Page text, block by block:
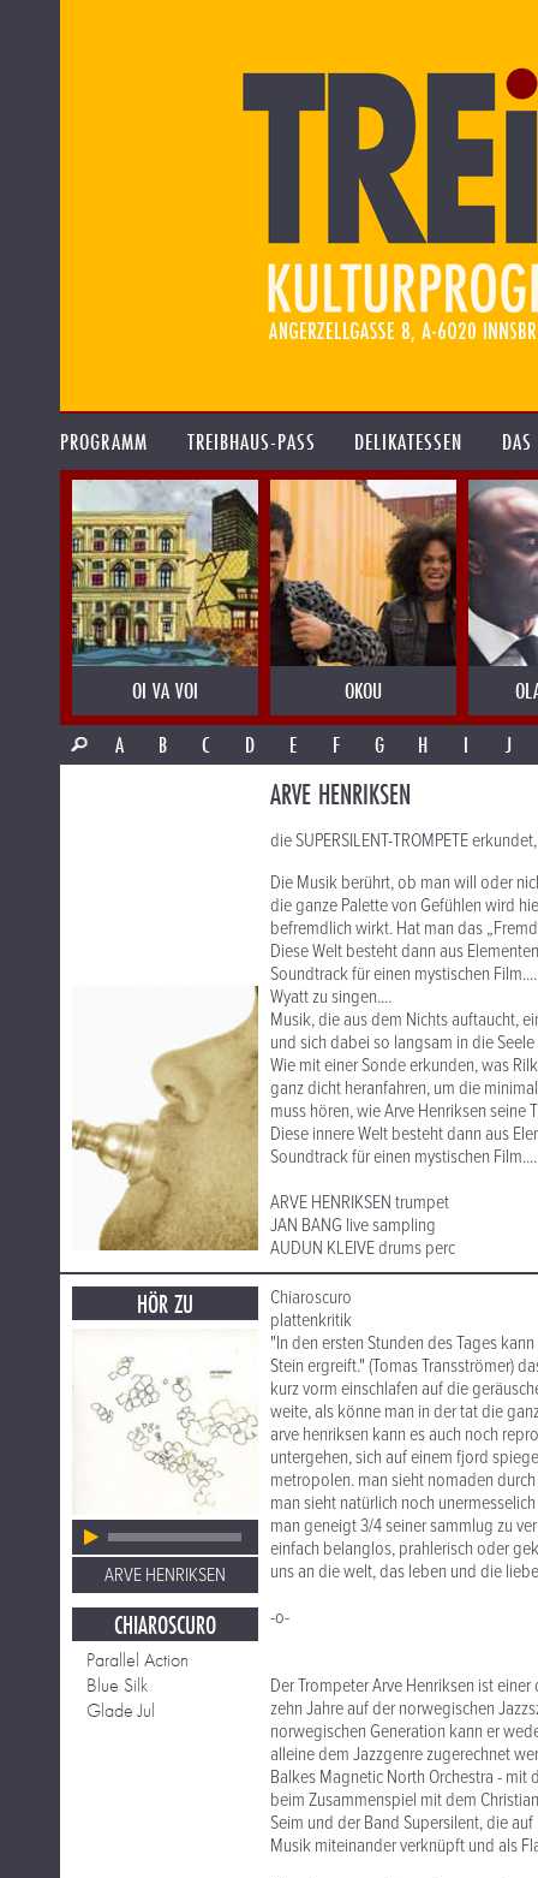
PROGRAMM TREIBHAUS-PASS DELIKATESSEN
OI VA VOI OKOU
A
B C D E F G H I J
ARVE HENRIKSEN
die SUPERSILENT-TROMPETE
Die Musik berührt, ob man will oder
die ganze Palette von Gefühlen wird
befremdlich wirkt. Hat man das
Diese Welt besteht dann aus
Soundtrack für einen mystischen
Wyatt zu singen....
Musik, die aus dem Nichts auftaucht,
und sich dabei so langsam in die
Wie mit einer Sonde erkunden, was
ganz dicht heranfahren, um die
muss hören, wie Arve Henriksen
Diese innere Welt besteht dann aus
Soundtrack für einen mystischen
ARVE HENRIKSEN trumpet
JAN BANG live sampling
AUDUN KLEIVE drums perc
HÖR ZU
ARVE HENRIKSEN
CHIAROSCURO
Parallel Action
Blue Silk
Glade Jul
Chiaroscuro
plattenkritik
"In den ersten Stunden des Tages
Stein ergreift." (Tomas Transströmer)
kurz vorm einschlafen auf die
weite, als könne man in der tat die
arve henriksen kann es auch noch
untergehen, sich auf einem fjord
metropolen. man sieht nomaden
man sieht natürlich noch
man geneigt 3/4 seiner sammlug zu
einfach belanglos, prahlerisch oder
uns an die welt, das leben und die
-o-
Der Trompeter Arve Henriksen ist
zehn Jahre auf der norwegischen
norwegischen Generation kann er
alleine dem Jazzgenre zugerechnet
Balkes Magnetic North Orchestra - mit
beim Zusammenspiel mit dem
Seim und der Band Supersilent, die
Musik miteinander verknüpft und als